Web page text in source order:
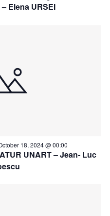
Elena URSEI
UNART – Jean- Luc
18, 2024 @ 00:00